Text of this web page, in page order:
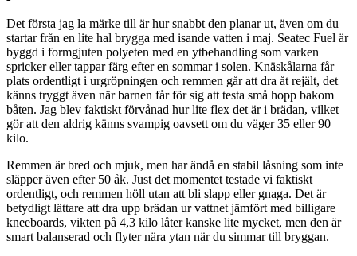
Det första jag la märke till är hur snabbt den planar ut, även om du
startar från en lite hal brygga med isande vatten i maj. Seatec Fuel är
byggd i formgjuten polyeten med en ytbehandling som varken
spricker eller tappar färg efter en sommar i solen. Knäskålarna får
plats ordentligt i urgröpningen och remmen går att dra åt rejält, det
känns tryggt även när barnen får för sig att testa små hopp bakom
båten. Jag blev faktiskt förvånad hur lite flex det är i brädan, vilket
gör att den aldrig känns svampig oavsett om du väger 35 eller 90
kilo.
Remmen är bred och mjuk, men har ändå en stabil låsning som inte
släpper även efter 50 åk. Just det momentet testade vi faktiskt
ordentligt, och remmen höll utan att bli slapp eller gnaga. Det är
betydligt lättare att dra upp brädan ur vattnet jämfört med billigare
kneeboards, vikten på 4,3 kilo låter kanske lite mycket, men den är
smart balanserad och flyter nära ytan när du simmar till bryggan.